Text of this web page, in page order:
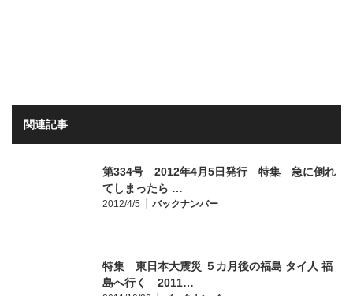
関連記事
第334号 2012年4月5日発行 特集 急に倒れ
てしまったら …
2012/4/5 バックナンバー
特集 東日本大震災 ５カ月後の福島 タイ人 福
島へ行く 2011…